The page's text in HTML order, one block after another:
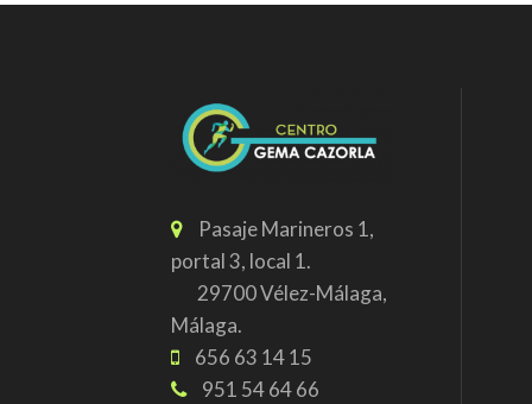
Pasaje Marineros 1,
portal 3, local 1.
29700 Vélez-Málaga,
Málaga.
656 63 14 15
951 54 64 66